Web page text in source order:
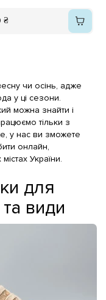
₴
чи осінь, адже
у ці сезони.
можна знайти і
тільки з
у нас ви зможете
онлайн,
України.
для
види